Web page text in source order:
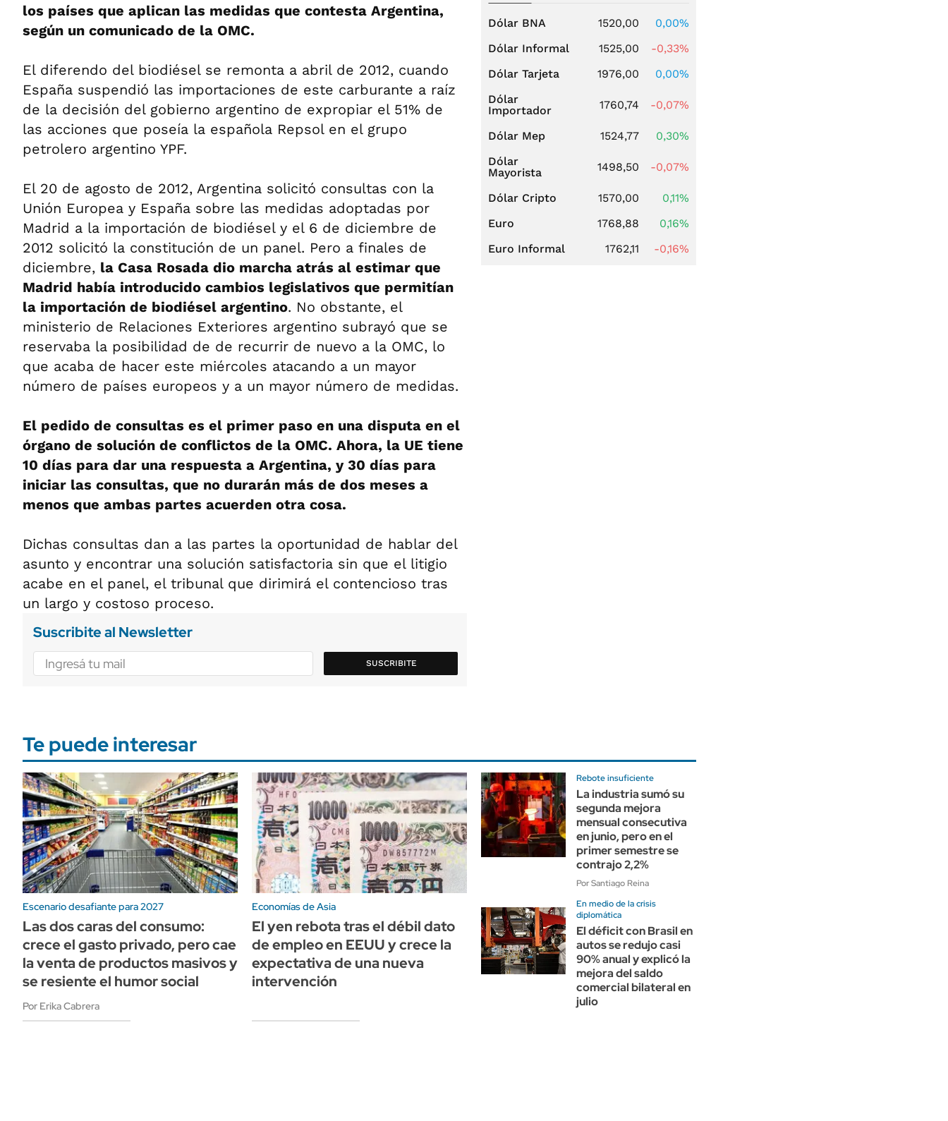
los países que aplican las medidas que contesta Argentina,
según un comunicado de la OMC.
El diferendo del biodiésel se remonta a abril de 2012, cuando
España suspendió las importaciones de este carburante a raíz
de la decisión del gobierno argentino de expropiar el 51% de
las acciones que poseía la española Repsol en el grupo
petrolero argentino YPF.
El 20 de agosto de 2012, Argentina solicitó consultas con la
Unión Europea y España sobre las medidas adoptadas por
Madrid a la importación de biodiésel y el 6 de diciembre de
2012 solicitó la constitución de un panel. Pero a finales de
diciembre, la Casa Rosada dio marcha atrás al estimar que
Madrid había introducido cambios legislativos que permitían
la importación de biodiésel argentino. No obstante, el
ministerio de Relaciones Exteriores argentino subrayó que se
reservaba la posibilidad de de recurrir de nuevo a la OMC, lo
que acaba de hacer este miércoles atacando a un mayor
número de países europeos y a un mayor número de medidas.
El pedido de consultas es el primer paso en una disputa en el
órgano de solución de conflictos de la OMC. Ahora, la UE tiene
10 días para dar una respuesta a Argentina, y 30 días para
iniciar las consultas, que no durarán más de dos meses a
menos que ambas partes acuerden otra cosa.
Dichas consultas dan a las partes la oportunidad de hablar del
asunto y encontrar una solución satisfactoria sin que el litigio
acabe en el panel, el tribunal que dirimirá el contencioso tras
un largo y costoso proceso.
Suscribite al Newsletter
SUSCRIBITE
Dólar BNA 1520,00
0,00%
Dólar Informal
1525,00
-0,33%
Dólar Tarjeta
1976,00
0,00%
Dólar
Importador
1760,74 -0,07%
Dólar Mep 1524,77
0,30%
Dólar
Mayorista
1498,50 -0,07%
Dólar Cripto 1570,00
0,11%
Euro
1768,88
0,16%
Euro Informal
1762,11 -0,16%
Te puede interesar
Escenario desafiante para 2027
Las dos caras del consumo:
crece el gasto privado, pero cae
la venta de productos masivos y
se resiente el humor social
Por Erika Cabrera
Economías de Asia
El yen rebota tras el débil dato
de empleo en EEUU y crece la
expectativa de una nueva
intervención
Rebote insuficiente
La industria sumó su
segunda mejora
mensual consecutiva
en junio, pero en el
primer semestre se
contrajo 2,2%
Por Santiago Reina
En medio de la crisis
diplomática
El déficit con Brasil en
autos se redujo casi
90% anual y explicó la
mejora del saldo
comercial bilateral en
julio